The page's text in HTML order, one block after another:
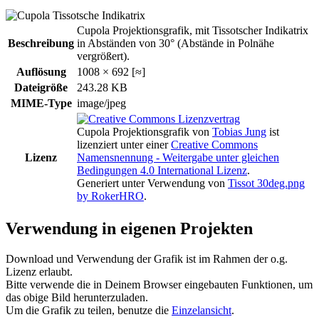
Beschreibung
Cupola Projektionsgrafik, mit Tissotscher Indikatrix
in Abständen von 30° (Abstände in Polnähe
vergrößert).
Auflösung
1008 × 692 [≈]
Dateigröße
243.28 KB
MIME-Type image/jpeg
Lizenz
Cupola Projektionsgrafik von Tobias Jung ist
lizenziert unter einerCreative Commons
Namensnennung - Weitergabe unter gleichen
Bedingungen 4.0 International Lizenz.
Generiert unter Verwendung von Tissot 30deg.png
by RokerHRO.
Verwendung in eigenen Projekten
Download und Verwendung der Grafik ist im Rahmen der o.g.
Lizenz erlaubt.
Bitte verwende die in Deinem Browser eingebauten Funktionen, um
das obige Bild herunterzuladen.
Um die Grafik zu teilen, benutze die Einzelansicht.